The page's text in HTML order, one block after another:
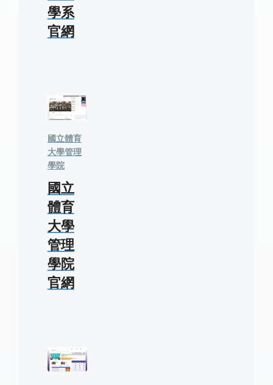
學系
官網
國立體育
大學管理
學院
國立
體育
大學
管理
學院
官網